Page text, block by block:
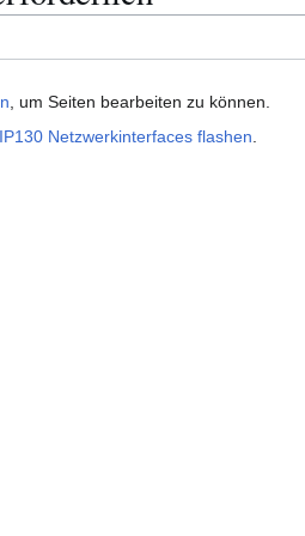
, um Seiten bearbeiten zu können.
Netzwerkinterfaces flashen